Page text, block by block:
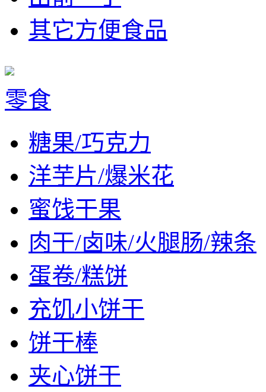
其它方便食品
零食
糖果/巧克力
洋芋片/爆米花
蜜饯干果
肉干/卤味/火腿肠/辣条
蛋卷/糕饼
充饥小饼干
饼干棒
夹心饼干